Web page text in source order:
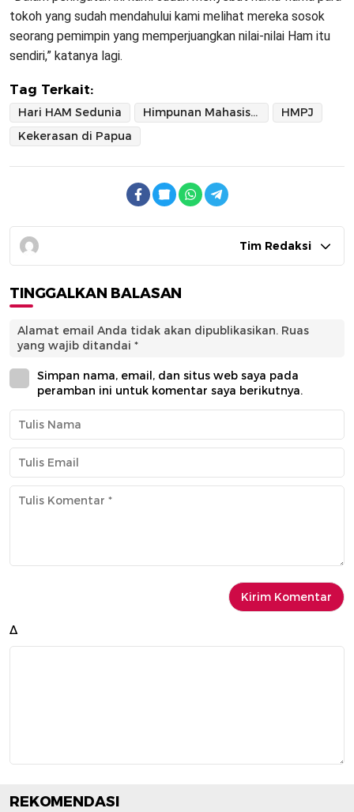
tokoh yang sudah mendahului kami melihat mereka sosok
seorang pemimpin yang memperjuangkan nilai-nilai Ham itu
sendiri,” katanya lagi.
Tag Terkait:
Hari HAM Sedunia Himpunan Mahasiswa Pelajar Jayawijaya
HMPJ
Kekerasan di Papua
Tim Redaksi
TINGGALKAN BALASAN
Alamat email Anda tidak akan dipublikasikan. Ruas
yang wajib ditandai *
Simpan nama, email, dan situs web saya pada
peramban ini untuk komentar saya berikutnya.
Δ
REKOMENDASI